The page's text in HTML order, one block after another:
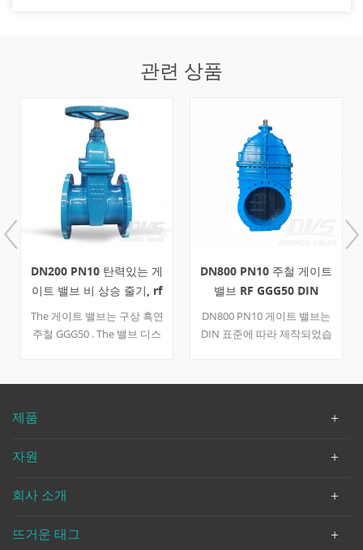
관련 상품
DN200 PN10 탄력있는 게
이트 밸브 비 상승 줄기, rf
The 게이트 밸브는 구상 흑연
주철 GGG50 . The 밸브 디스
력있는 변형. 비 상승 탄성 시
등과 같은 일반적인 게이트
DN800 PN10 주철 게이트
밸브 RF GGG50 DIN
DN800 PN10 게이트 밸브는
DIN 표준에 따라 제작되었습
수 소프트 게이트의 구조적
제품
자원
회사 소개
뜨거운 태그